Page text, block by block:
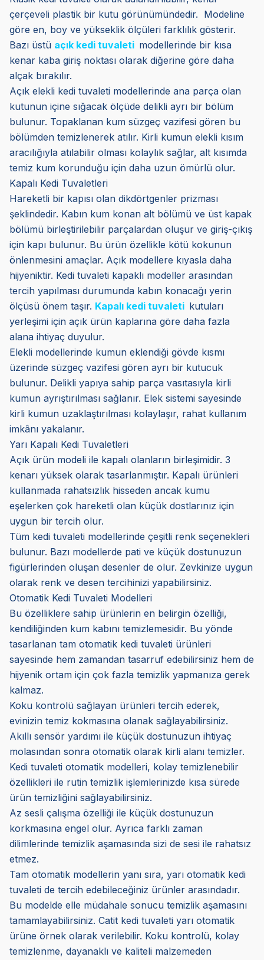
çerçeveli plastik bir kutu görünümündedir. Modeline
göre en, boy ve yükseklik ölçüleri farklılık gösterir.
Bazı üstü açık kedi tuvaleti modellerinde bir kısa
kenar kaba giriş noktası olarak diğerine göre daha
alçak bırakılır.
Açık elekli kedi tuvaleti modellerinde ana parça olan
kutunun içine sığacak ölçüde delikli ayrı bir bölüm
bulunur. Topaklanan kum süzgeç vazifesi gören bu
bölümden temizlenerek atılır. Kirli kumun elekli kısım
aracılığıyla atılabilir olması kolaylık sağlar, alt kısımda
temiz kum korunduğu için daha uzun ömürlü olur.
Kapalı Kedi Tuvaletleri
Hareketli bir kapısı olan dikdörtgenler prizması
şeklindedir. Kabın kum konan alt bölümü ve üst kapak
bölümü birleştirilebilir parçalardan oluşur ve giriş-çıkış
için kapı bulunur. Bu ürün özellikle kötü kokunun
önlenmesini amaçlar. Açık modellere kıyasla daha
hijyeniktir. Kedi tuvaleti kapaklı modeller arasından
tercih yapılması durumunda kabın konacağı yerin
ölçüsü önem taşır. Kapalı kedi tuvaleti kutuları
yerleşimi için açık ürün kaplarına göre daha fazla
alana ihtiyaç duyulur.
Elekli modellerinde kumun eklendiği gövde kısmı
üzerinde süzgeç vazifesi gören ayrı bir kutucuk
bulunur. Delikli yapıya sahip parça vasıtasıyla kirli
kumun ayrıştırılması sağlanır. Elek sistemi sayesinde
kirli kumun uzaklaştırılması kolaylaşır, rahat kullanım
imkânı yakalanır.
Yarı Kapalı Kedi Tuvaletleri
Açık ürün modeli ile kapalı olanların birleşimidir. 3
kenarı yüksek olarak tasarlanmıştır. Kapalı ürünleri
kullanmada rahatsızlık hisseden ancak kumu
eşelerken çok hareketli olan küçük dostlarınız için
uygun bir tercih olur.
Tüm kedi tuvaleti modellerinde çeşitli renk seçenekleri
bulunur. Bazı modellerde pati ve küçük dostunuzun
figürlerinden oluşan desenler de olur. Zevkinize uygun
olarak renk ve desen tercihinizi yapabilirsiniz.
Otomatik Kedi Tuvaleti Modelleri
Bu özelliklere sahip ürünlerin en belirgin özelliği,
kendiliğinden kum kabını temizlemesidir. Bu yönde
tasarlanan tam otomatik kedi tuvaleti ürünleri
sayesinde hem zamandan tasarruf edebilirsiniz hem de
hijyenik ortam için çok fazla temizlik yapmanıza gerek
kalmaz.
Koku kontrolü sağlayan ürünleri tercih ederek,
evinizin temiz kokmasına olanak sağlayabilirsiniz.
Akıllı sensör yardımı ile küçük dostunuzun ihtiyaç
molasından sonra otomatik olarak kirli alanı temizler.
Kedi tuvaleti otomatik modelleri, kolay temizlenebilir
özellikleri ile rutin temizlik işlemlerinizde kısa sürede
ürün temizliğini sağlayabilirsiniz.
Az sesli çalışma özelliği ile küçük dostunuzun
korkmasına engel olur. Ayrıca farklı zaman
dilimlerinde temizlik aşamasında sizi de sesi ile rahatsız
etmez.
Tam otomatik modellerin yanı sıra, yarı otomatik kedi
tuvaleti de tercih edebileceğiniz ürünler arasındadır.
Bu modelde elle müdahale sonucu temizlik aşamasını
tamamlayabilirsiniz. Catit kedi tuvaleti yarı otomatik
ürüne örnek olarak verilebilir. Koku kontrolü, kolay
temizlenme, dayanaklı ve kaliteli malzemeden